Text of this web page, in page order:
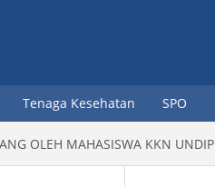
Tenaga Kesehatan
Dokter
SPO
OLEH MAHASISWA KKN UNDIP